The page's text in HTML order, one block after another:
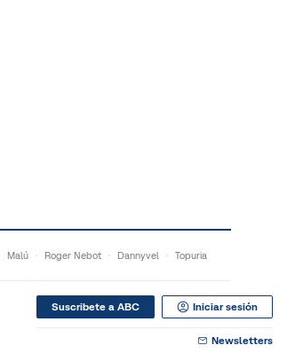
Malú Roger Nebot Dannyvel Topuria
Suscribete a ABC Iniciar sesión
Newsletters